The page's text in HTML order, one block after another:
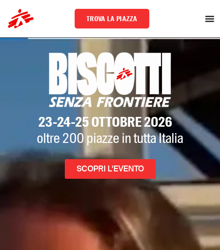
TROVA LA PIAZZA
23-24-25 OTTOBRE 2026
oltre 200 piazze in tutta Italia
SCOPRI L'EVENTO